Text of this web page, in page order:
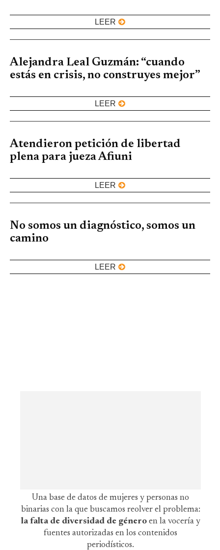
LEER
Alejandra Leal Guzmán: “cuando
estás en crisis, no construyes mejor”
LEER
Atendieron petición de libertad
plena para jueza Afiuni
LEER
No somos un diagnóstico, somos un
camino
LEER
Una base de datos de mujeres y personas no
binarias con la que buscamos reolver el problema:
la falta de diversidad de género en la vocería y
fuentes autorizadas en los contenidos
periodísticos.